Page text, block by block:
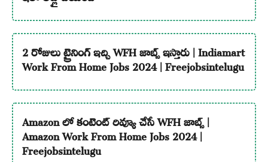
2 రోజులు ట్రైనింగ్ ఇచ్చి WFH జాబ్స్ ఇస్తారు | Indiamart
Work From Home Jobs 2024 | Freejobsintelugu
Amazon లో కంటెంట్ రివ్యూ చేసే WFH జాబ్స్ |
Amazon Work From Home Jobs 2024 |
Freejobsintelugu